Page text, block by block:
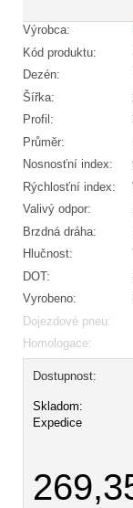
Výrobca:
Kód produktu:
Dezén:
Šířka:
Profil:
Průměr:
Nosnosťní index:
Rýchlosťní index:
Valivý odpor:
Brzdná dráha:
Hlučnost:
DOT:
Vyrobeno:
Dojezdové pneu:
Homologace:
Dostupnost:
Skladom:
Expedice